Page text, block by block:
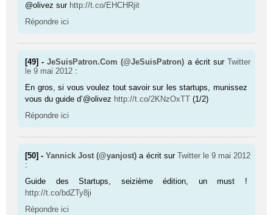
@olivez sur http://t.co/EHCHRjit
Répondre ici
[49] -JeSuisPatron.Com (@JeSuisPatron) a écrit sur Twitter
le 9 mai 2012 :
En gros, si vous voulez tout savoir sur les startups, munissez
vous du guide d’@olivez http://t.co/2KNzOxTT (1/2)
Répondre ici
[50] -Yannick Jost (@yanjost) a écrit sur Twitter le 9 mai 2012
:
Guide des Startups, seizième édition, un must !
http://t.co/bdZTy8ji
Répondre ici